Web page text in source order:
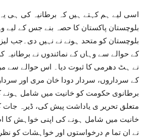
اسی لیے ہم کہتے ہیں کہ برطانیہ کی ہی
بلوچستان پاکستان کا حصہ بنے جس کے لیے
بلوچستان کو متحد ہونے نے نہیں دی۔جب لیز
کے حوالے سے وہاں کے نمائندوں نے برطانیہ کو
نے ہٹ دھرمی کا ثبوت دیا۔ اس حوالے سے
کے سرداروں، سردار دودا خان مری اور
برطانوی حکومت کو خانیت میں شامل ہونے
متعلق تحریر ی یاداشت پیش کی، ڈیرہ جات
خانیت میں شامل ہونے کی اپنی خواہش کا
نے ان تما م درخواستوں اور خواہشات کو